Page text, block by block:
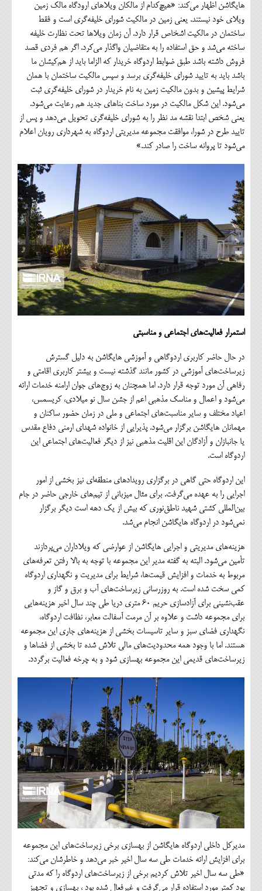
هایگاشن اظهار می‌کند: «هیچ‌کدام از مالکان ویلاهای ارودگاه مالک زمین
ویلای خود نیستند. یعنی زمین در مالکیت شورای خلیفه‌گری است و فقط
ساختمان در مالکیت اشخاص قرار دارد. آن زمان ویلاها تحت نظارت خلیفه
ساخته می‌شد و حق استفاده را به متقاضیان واگذار می‌کرد. اگر هم فردی قصد
فروش داشته باشد طبق ضوابط اردوگاه خریدار که الزاما باید از هم‌کیشان ما
باشد باید به تایید شورای خلیفه‌گری برسد و سپس مالکیت ساختمان با همان
شرایط پیشین و بدون مالکیت زمین به نام خریدار در شورای خلیفه‌گری ثبت
می‌شود. این شکل مالکیت در مورد ساخت بناهای جدید هم رعایت می‌شود.
یعنی شخص ابتدا نقشه مد نظر را به شورای خلیفه‌گری تحویل می‌دهد و پس از
تایید طرح در شورا، موافقت مجموعه مدیریتی اردوگاه به شهرداری رویان اعلام
می‌شود تا پروانه ساخت را صادر کند.»
استمرار فعالیت‌های اجتماعی و مناسبتی
در حال حاضر کاربری اردوگاهی و آموزشی هایگاشن به دلیل گسترش
زیرساخت‌های آموزشی در کشور مانند گذشته نیست و بیشتر کاربری اقامتی و
رفاهی آن مورد توجه قرار دارد. اما همچنان به زوج‌های جوان ارامنه خدمات ارائه
می‌شود و اعمال و مناسک مذهبی اعم از جشن سال نو میلادی، کریسمس،
اعیاد مختلف و سایر مناسبت‌های اجتماعی و ملی در زمان حضور ساکنان و
مهمانان هایگاشن برگزار می‌شود. پذیرایی از خانواده شهدای ارمنی دفاع مقدس
یا جانبازان و آزادگان این اقلیت مذهبی نیز از دیگر فعالیت‌های اجتماعی این
اردوگاه است.
این اردوگاه حتی گاهی در برگزاری رویدادهای منطقه‌ای نیز بخشی از امور
اجرایی را به عهده می‌گرفت. برای مثال میزبانی از تیم‌های خارجی حاضر در جام
بین‌المللی کشتی شهید ناطق‌نوری که بیش از یک دهه است دیگر برگزار
نمی‌شود در اردوگاه هایگاشن انجام می‌شد.
هزینه‌های مدیریتی و اجرایی هایگاشن از عوارضی که ویلاداران می‌پردازند
تأمین می‌شود. البته به گفته مدیر این مجموعه با توجه به بالا رفتن تعرفه‌های
مربوط به خدمات و افزایش قیمت‌ها، شرایط برای مدیریت و نگهداری اردوگاه
کمی سخت شده است. به روزرسانی زیرساخت‌های آب و برق و گاز و
عقب‌نشینی برای آزادسازی حریم ۶۰ متری دریا طی چند سال اخیر هزینه‌هایی
برای مجموعه داشت و علاوه بر آن مرمت آسفالت معابر، نظافت اردوگاه،
نگهداری فضای سبز و سایر تاسیسات بخشی از هزینه‌های جاری این مجموعه
هستند. اما با وجود همه محدودیت‌های مالی تلاش شده تا بخشی از فضاها و
زیرساخت‌های قدیمی این مجموعه بهسازی شود و به چرخه فعالیت برگردد.
مدیرکل داخلی اردوگاه هایگاشن از بهسازی برخی زیرساخت‌های این مجموعه
برای افزایش ارائه خدمات طی سه سال اخیر خبر می‌دهد و خاطرشان می‌کند:
«طی سه سال اخیر تلاش کردیم برخی از زیرساخت‌های اردوگاه را که مدتی
بود کمتر مورد استفاده قرار می‌گرفت و غیرفعال شده بود ، بهسازی و تجهیز